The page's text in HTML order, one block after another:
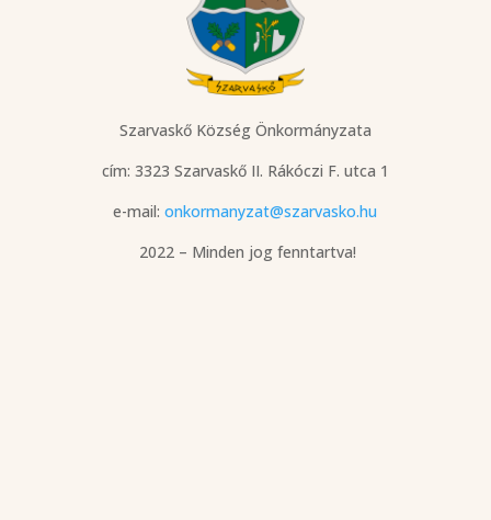
Szarvaskő Község Önkormányzata
cím: 3323 Szarvaskő II. Rákóczi F. utca 1
e-mail:onkormanyzat@szarvasko.hu
2022 – Minden jog fenntartva!